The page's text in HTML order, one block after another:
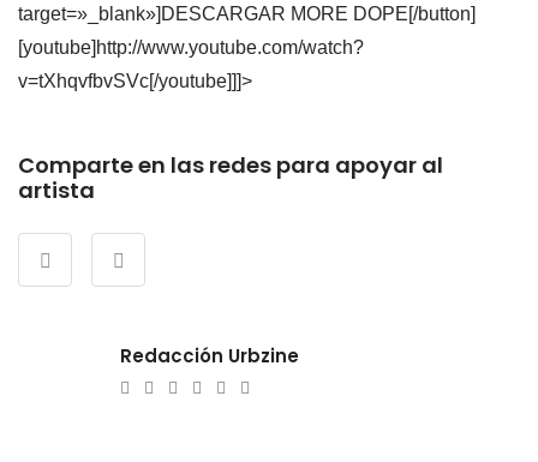
target=»_blank»]DESCARGAR MORE DOPE[/button]
[youtube]http://www.youtube.com/watch?
v=tXhqvfbvSVc[/youtube]]]>
Comparte en las redes para apoyar al
artista
Redacción Urbzine
WebsiteTwitterFacebook
Youtube